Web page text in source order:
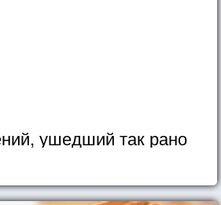
ушедший так рано